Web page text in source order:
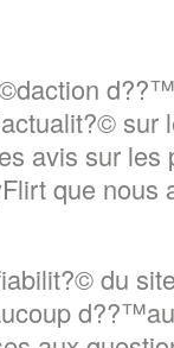
sur
avis sur les
que nous
du